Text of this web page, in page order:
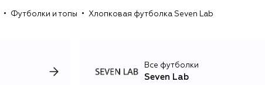
Футболки и топы Хлопковая футболка Seven Lab
Все футболки
Seven Lab